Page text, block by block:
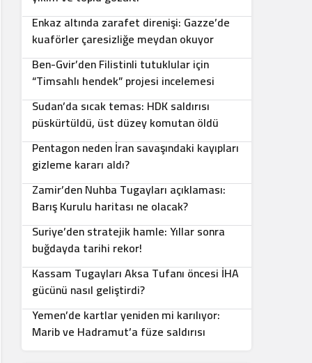
Enkaz altında zarafet direnişi: Gazze’de
kuaförler çaresizliğe meydan okuyor
4
Ben-Gvir’den Filistinli tutuklular için
“Timsahlı hendek” projesi incelemesi
5
Sudan’da sıcak temas: HDK saldırısı
püskürtüldü, üst düzey komutan öldü
6
Pentagon neden İran savaşındaki kayıpları
gizleme kararı aldı?
7
Zamir’den Nuhba Tugayları açıklaması:
Barış Kurulu haritası ne olacak?
8
Suriye’den stratejik hamle: Yıllar sonra
buğdayda tarihi rekor!
9
Kassam Tugayları Aksa Tufanı öncesi İHA
gücünü nasıl geliştirdi?
10
Yemen’de kartlar yeniden mi karılıyor:
Marib ve Hadramut’a füze saldırısı